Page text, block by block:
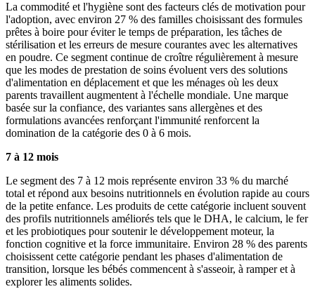
La commodité et l'hygiène sont des facteurs clés de motivation pour
l'adoption, avec environ 27 % des familles choisissant des formules
prêtes à boire pour éviter le temps de préparation, les tâches de
stérilisation et les erreurs de mesure courantes avec les alternatives
en poudre. Ce segment continue de croître régulièrement à mesure
que les modes de prestation de soins évoluent vers des solutions
d'alimentation en déplacement et que les ménages où les deux
parents travaillent augmentent à l'échelle mondiale. Une marque
basée sur la confiance, des variantes sans allergènes et des
formulations avancées renforçant l'immunité renforcent la
domination de la catégorie des 0 à 6 mois.
7 à 12 mois
Le segment des 7 à 12 mois représente environ 33 % du marché
total et répond aux besoins nutritionnels en évolution rapide au cours
de la petite enfance. Les produits de cette catégorie incluent souvent
des profils nutritionnels améliorés tels que le DHA, le calcium, le fer
et les probiotiques pour soutenir le développement moteur, la
fonction cognitive et la force immunitaire. Environ 28 % des parents
choisissent cette catégorie pendant les phases d'alimentation de
transition, lorsque les bébés commencent à s'asseoir, à ramper et à
explorer les aliments solides.